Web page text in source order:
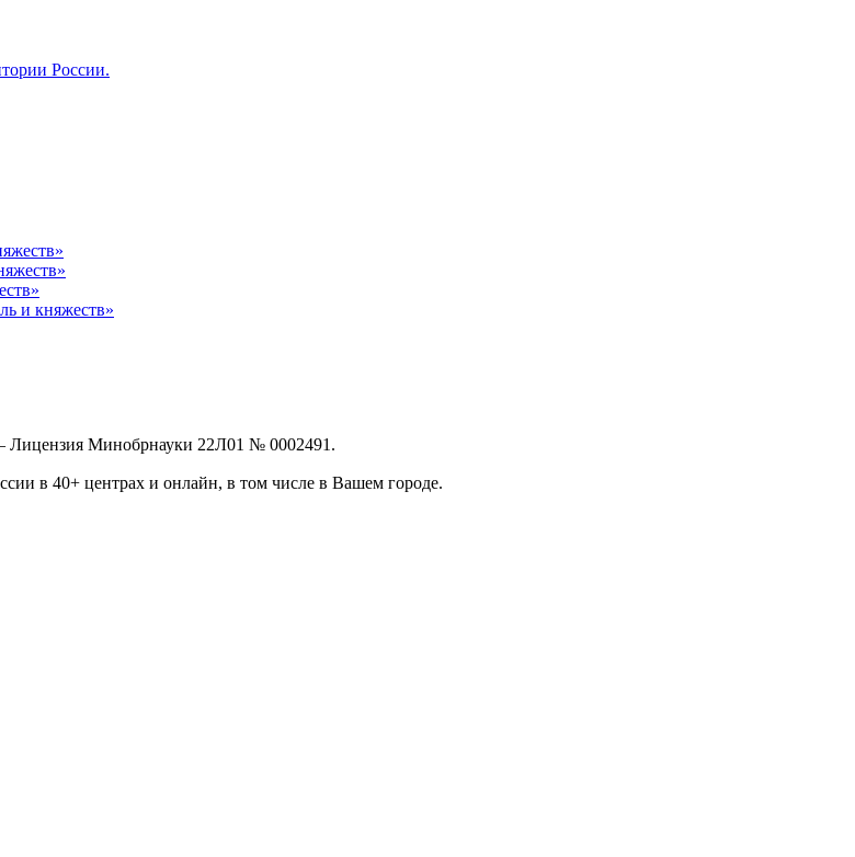
России.
и княжеств»
Лицензия Минобрнауки 22Л01 № 0002491.
в 40+ центрах и онлайн, в том числе в Вашем городе.